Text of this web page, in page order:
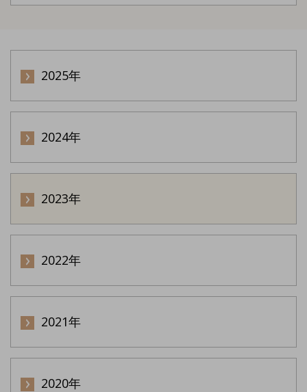
2025年
2024年
2023年
2022年
2021年
2020年